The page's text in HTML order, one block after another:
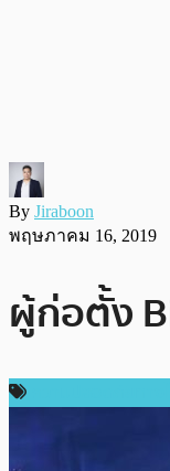
By Jiraboon
พฤษภาคม 16, 2019
ผู้ก่อตั้ง